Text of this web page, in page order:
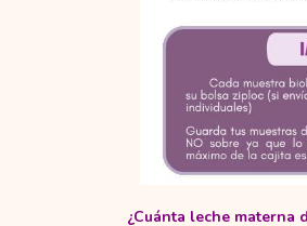
¿Cuánta leche materna